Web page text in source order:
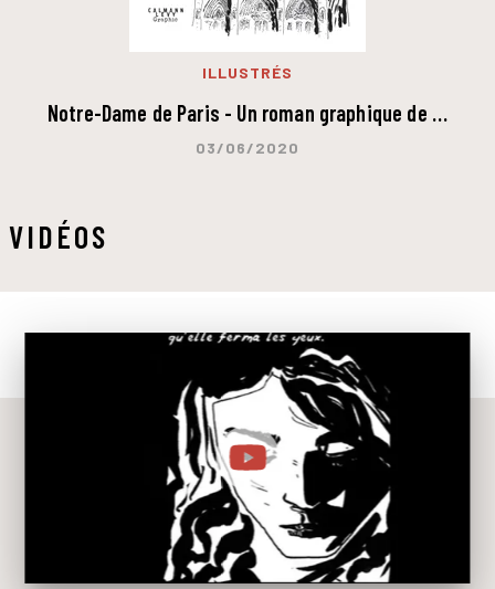
ILLUSTRÉS
Notre-Dame de Paris - Un roman graphique de …
03/06/2020
VIDÉOS